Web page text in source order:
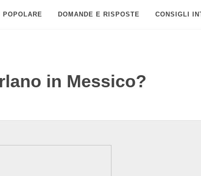
POPOLARE DOMANDE E RISPOSTE CONSIGLI
in Messico?